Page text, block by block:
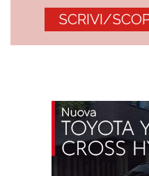
SCRIVI/